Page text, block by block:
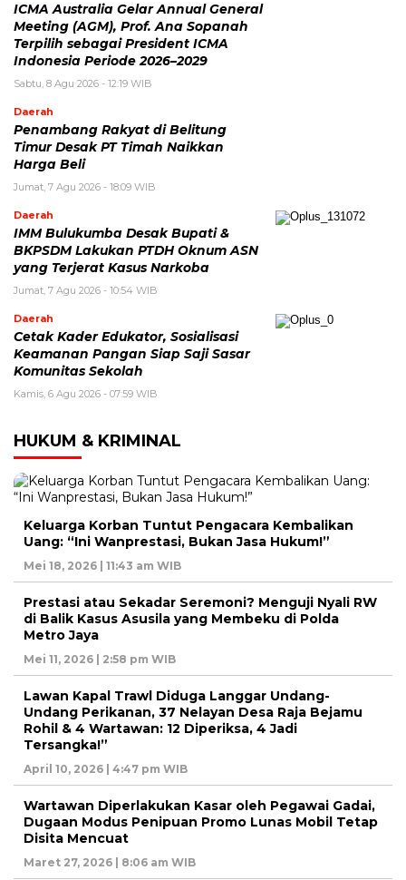
ICMA Australia Gelar Annual General
Meeting (AGM), Prof. Ana Sopanah
Terpilih sebagai President ICMA
Indonesia Periode 2026–2029
Sabtu, 8 Agu 2026 - 12:19 WIB
Daerah
Penambang Rakyat di Belitung
Timur Desak PT Timah Naikkan
Harga Beli
Jumat, 7 Agu 2026 - 18:09 WIB
Daerah
IMM Bulukumba Desak Bupati &
BKPSDM Lakukan PTDH Oknum ASN
yang Terjerat Kasus Narkoba
Jumat, 7 Agu 2026 - 10:54 WIB
Daerah
Cetak Kader Edukator, Sosialisasi
Keamanan Pangan Siap Saji Sasar
Komunitas Sekolah
Kamis, 6 Agu 2026 - 07:59 WIB
HUKUM & KRIMINAL
Keluarga Korban Tuntut Pengacara Kembalikan
Uang: “Ini Wanprestasi, Bukan Jasa Hukum!”
Mei 18, 2026 | 11:43 am WIB
Prestasi atau Sekadar Seremoni? Menguji Nyali RW
di Balik Kasus Asusila yang Membeku di Polda
Metro Jaya
Mei 11, 2026 | 2:58 pm WIB
Lawan Kapal Trawl Diduga Langgar Undang-
Undang Perikanan, 37 Nelayan Desa Raja Bejamu
Rohil & 4 Wartawan: 12 Diperiksa, 4 Jadi
Tersangka!”
April 10, 2026 | 4:47 pm WIB
Wartawan Diperlakukan Kasar oleh Pegawai Gadai,
Dugaan Modus Penipuan Promo Lunas Mobil Tetap
Disita Mencuat
Maret 27, 2026 | 8:06 am WIB